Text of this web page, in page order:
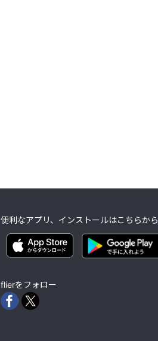
便利なアプリ、インストールはこちらから
flierをフォロー